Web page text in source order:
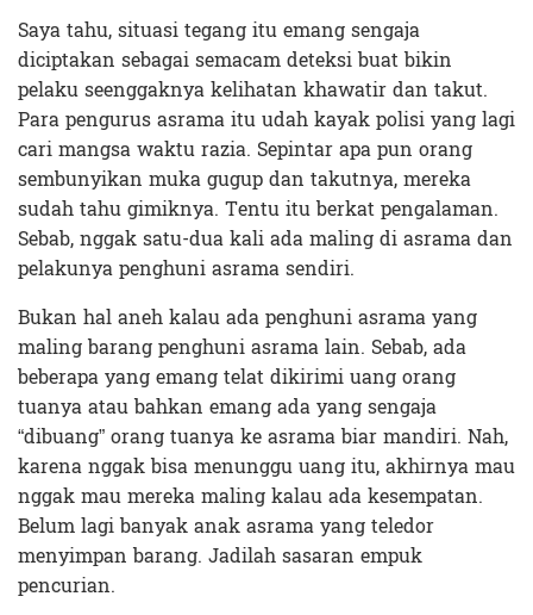
Saya tahu, situasi tegang itu emang sengaja
diciptakan sebagai semacam deteksi buat bikin
pelaku seenggaknya kelihatan khawatir dan takut.
Para pengurus asrama itu udah kayak polisi yang lagi
cari mangsa waktu razia. Sepintar apa pun orang
sembunyikan muka gugup dan takutnya, mereka
sudah tahu gimiknya. Tentu itu berkat pengalaman.
Sebab, nggak satu-dua kali ada maling di asrama dan
pelakunya penghuni asrama sendiri.
Bukan hal aneh kalau ada penghuni asrama yang
maling barang penghuni asrama lain. Sebab, ada
beberapa yang emang telat dikirimi uang orang
tuanya atau bahkan emang ada yang sengaja
“dibuang” orang tuanya ke asrama biar mandiri. Nah,
karena nggak bisa menunggu uang itu, akhirnya mau
nggak mau mereka maling kalau ada kesempatan.
Belum lagi banyak anak asrama yang teledor
menyimpan barang. Jadilah sasaran empuk
pencurian.